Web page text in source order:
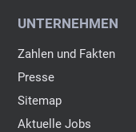
UNTERNEHMEN
Zahlen und Fakten
Presse
Sitemap
Aktuelle Jobs